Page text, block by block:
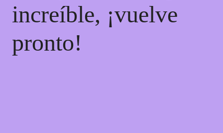
increíble, ¡vuelve
pronto!